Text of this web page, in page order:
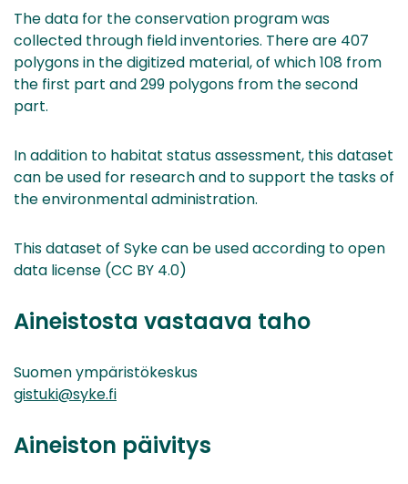
The data for the conservation program was
collected through field inventories. There are 407
polygons in the digitized material, of which 108 from
the first part and 299 polygons from the second
part.
In addition to habitat status assessment, this dataset
can be used for research and to support the tasks of
the environmental administration.
This dataset of Syke can be used according to open
data license (CC BY 4.0)
Aineistosta vastaava taho
Suomen ympäristökeskus
gistuki@syke.fi
Aineiston päivitys